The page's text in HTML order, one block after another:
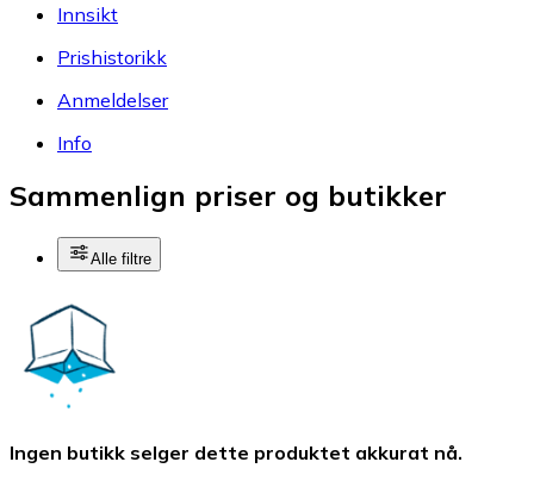
Innsikt
Prishistorikk
Anmeldelser
Info
Sammenlign priser og butikker
Alle filtre
Ingen butikk selger dette produktet akkurat nå.